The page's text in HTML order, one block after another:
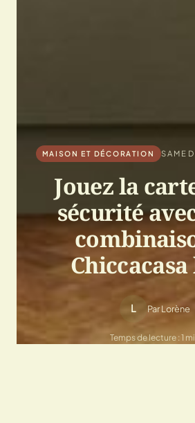
MAISON ET DÉCORATION
Jouez la
sécurité
L Par Lorène
Temps de lecture : 1